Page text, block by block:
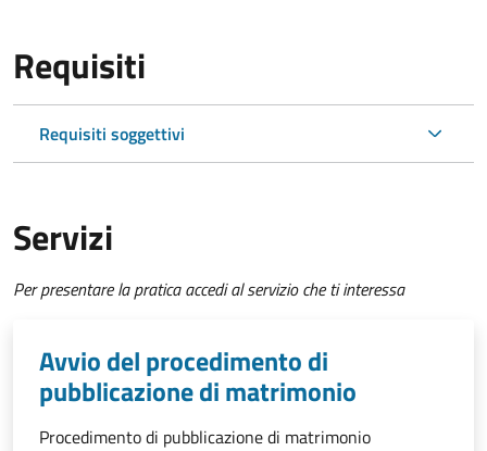
Requisiti
Requisiti soggettivi
Servizi
Per presentare la pratica accedi al servizio che ti interessa
Avvio del procedimento di
pubblicazione di matrimonio
Procedimento di pubblicazione di matrimonio